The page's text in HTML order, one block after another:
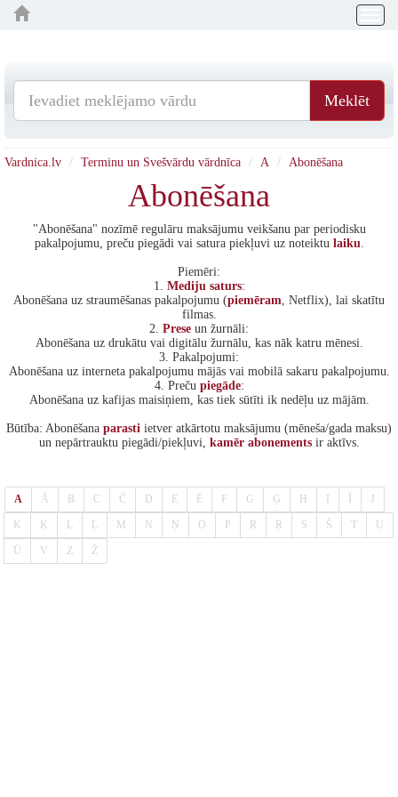
Meklēt
Vardnica.lv Terminu un Svešvārdu vārdnīca A Abonēšana
Abonēšana
"Abonēšana" nozīmē regulāru maksājumu veikšanu par periodisku
pakalpojumu, preču piegādi vai satura piekļuvi uz noteiktu laiku.
Piemēri:
1. Mediju saturs:
Abonēšana uz straumēšanas pakalpojumu (piemēram, Netflix), lai skatītu
filmas.
2. Prese un žurnāli:
Abonēšana uz drukātu vai digitālu žurnālu, kas nāk katru mēnesi.
3. Pakalpojumi:
Abonēšana uz interneta pakalpojumu mājās vai mobilā sakaru pakalpojumu.
4. Preču piegāde:
Abonēšana uz kafijas maisiņiem, kas tiek sūtīti ik nedēļu uz mājām.
Būtība: Abonēšana parasti ietver atkārtotu maksājumu (mēneša/gada maksu)
un nepārtrauktu piegādi/piekļuvi, kamēr abonementsir aktīvs.
A Ā B C Č D E Ē F G Ģ H J
K Ķ L Ļ M N Ņ O P R Ŗ S Š T U
Ū V Z Ž